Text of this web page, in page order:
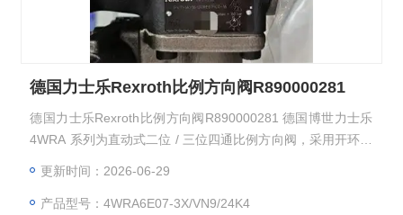
德国力士乐Rexroth比例方向阀R890000281
德国力士乐Rexroth比例方向阀R890000281 德国博世力士乐
4WRA 系列为直动式二位 / 三位四通比例方向阀，采用开环控
流向与流量，具备响应速度快、安装互换性强、换向运行平稳
更新时间：2026-06-29
产品型号：4WRA6E07-3X/VN9/24K4